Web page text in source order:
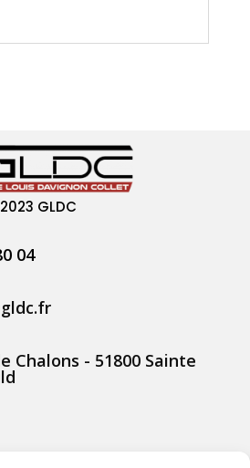
GLDC
04
Chalons - 51800 Sainte